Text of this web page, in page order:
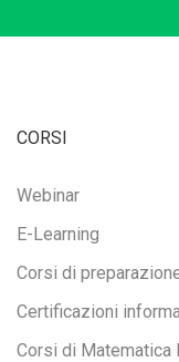
CORSI
Webinar
E-Learning
Corsi di
Certificazioni
Corsi di Matematica